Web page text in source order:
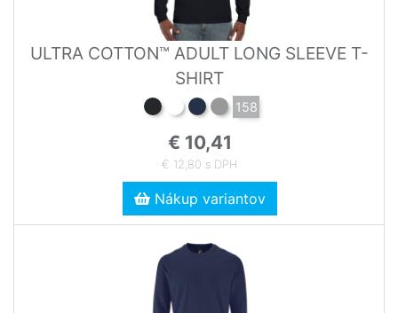
ULTRA COTTON™ ADULT LONG SLEEVE T-
SHIRT
158
€ 10,41
€ 12,80 s DPH
Nákup variantov